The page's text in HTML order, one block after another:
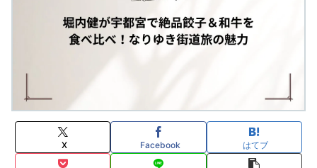
X Facebook はてブ